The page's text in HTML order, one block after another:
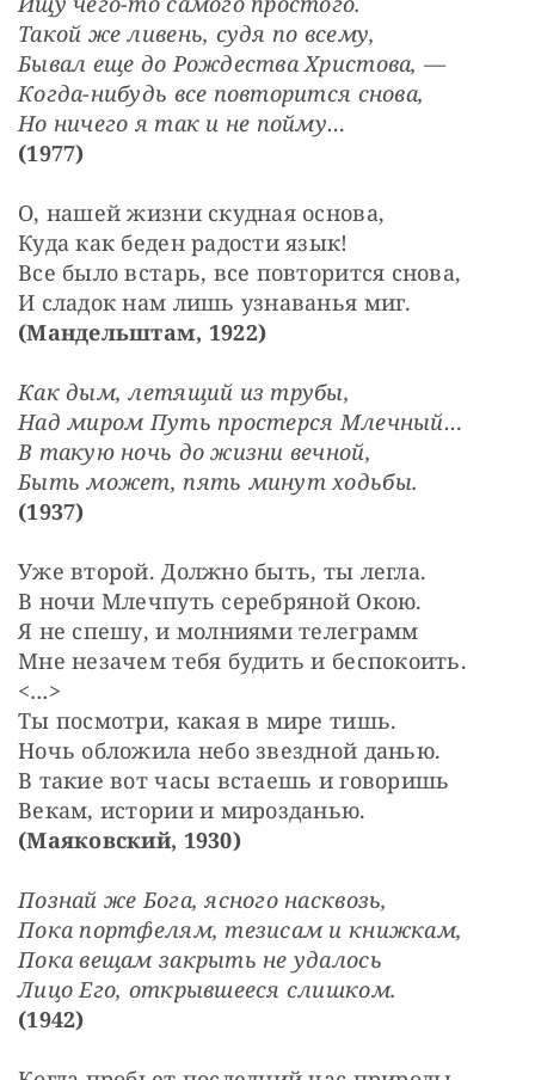
Такой же ливень, судя по всему,
Бывал еще до Рождества Христова, —
Когда-нибудь все повторится снова,
Но ничего я так и не пойму…
(1977)
О, нашей жизни скудная основа,
Куда как беден радости язык!
Все было встарь, все повторится снова,
И сладок нам лишь узнаванья миг.
(Мандельштам, 1922)
Как дым, летящий из трубы,
Над миром Путь простерся Млечный…
В такую ночь до жизни вечной,
Быть может, пять минут ходьбы.
(1937)
Уже второй. Должно быть, ты легла.
В ночи Млечпуть серебряной Окою.
Я не спешу, и молниями телеграмм
Мне незачем тебя будить и беспокоить.
<…>
Ты посмотри, какая в мире тишь.
Ночь обложила небо звездной данью.
В такие вот часы встаешь и говоришь
Векам, истории и мирозданью.
(Маяковский, 1930)
Познай же Бога, ясного насквозь,
Пока портфелям, тезисам и книжкам,
Пока вещам закрыть не удалось
Лицо Его, открывшееся слишком.
(1942)